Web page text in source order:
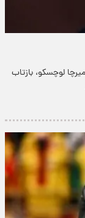
لوچسکو، بازتاب